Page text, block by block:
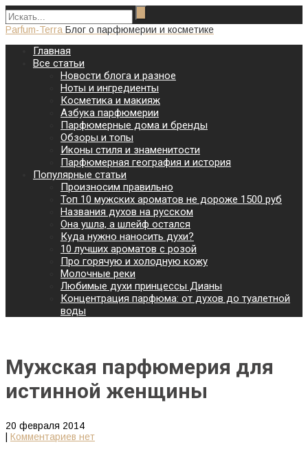
Parfum-Terra Блог о парфюмерии и косметике
Главная
Все статьи
Новости блога и разное
Ноты и ингредиенты
Косметика и макияж
Азбука парфюмерии
Парфюмерные дома и бренды
Обзоры и топы
Иконы стиля и знаменитости
Парфюмерная география и история
Популярные статьи
Произносим правильно
Топ 10 мужских ароматов не дороже 1500 руб
Названия духов на русском
Она ушла, а шлейф остался
Куда нужно наносить духи?
10 лучших ароматов с розой
Про горячую и холодную кожу
Молочные реки
Любимые духи принцессы Дианы
Концентрация парфюма: от духов до туалетной
воды
Мужская парфюмерия для
истинной женщины
20 февраля 2014
Комментариев нет